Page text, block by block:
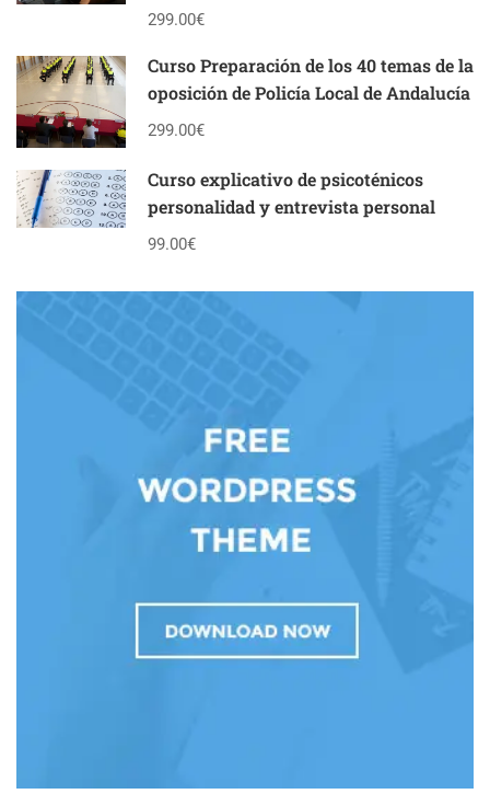
299.00€
Curso Preparación de los 40 temas de la
oposición de Policía Local de Andalucía
299.00€
Curso explicativo de psicoténicos
personalidad y entrevista personal
99.00€